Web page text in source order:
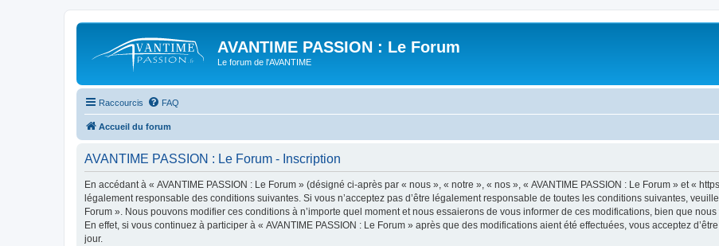
AVANTIME PASSION : Le Forum
Le forum de l'AVANTIME
Raccourcis FAQ
Accueil du forum
AVANTIME PASSION : Le Forum - Inscription
En accédant à « AVANTIME PASSION : Le Forum » (désigné ci-après par « nous », « notre », « nos », « AVANTIME PASSION : Le Forum » et «
légalement responsable des conditions suivantes. Si vous n’acceptez pas d’être légalement responsable de toutes les conditions suivantes,
Forum ». Nous pouvons modifier ces conditions à n’importe quel moment et nous essaierons de vous informer de ces modifications, bien que
En effet, si vous continuez à participer à « AVANTIME PASSION : Le Forum » après que des modifications aient été effectuées, vous acceptez
jour.